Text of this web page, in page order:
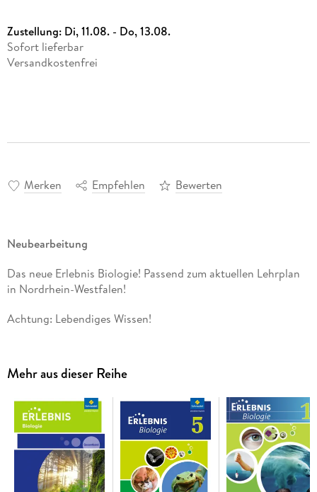
Zustellung: Di, 11.08. - Do, 13.08.
Sofort lieferbar
Versandkostenfrei
Merken Empfehlen Bewerten
Neubearbeitung
Das neue Erlebnis Biologie! Passend zum aktuellen Lehrplan
in Nordrhein-Westfalen!
Achtung: Lebendiges Wissen!
Mehr aus dieser Reihe